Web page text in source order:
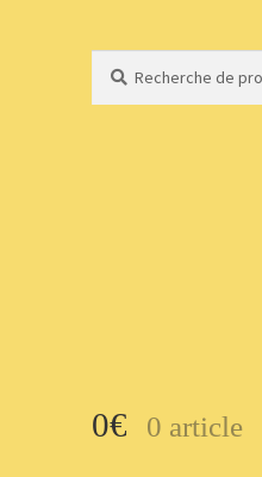
pour :
0€ 0 article